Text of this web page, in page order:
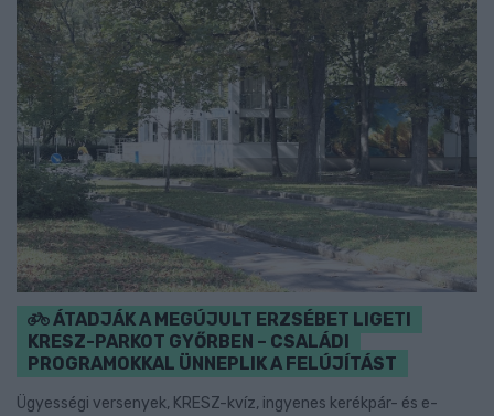
ÁTADJÁK A MEGÚJULT ERZSÉBET LIGETI
KRESZ-PARKOT GYŐRBEN – CSALÁDI
PROGRAMOKKAL ÜNNEPLIK A FELÚJÍTÁST
Ügyességi versenyek, KRESZ-kvíz, ingyenes kerékpár- és e-